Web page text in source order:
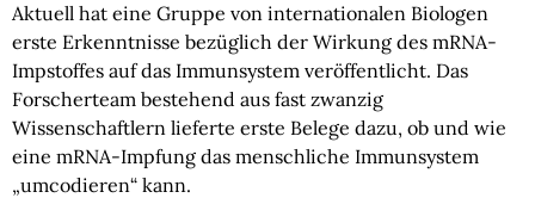
Aktuell hat eine Gruppe von internationalen Biologen
erste Erkenntnisse bezüglich der Wirkung des mRNA-
Impstoffes auf das Immunsystem veröffentlicht. Das
Forscherteam bestehend aus fast zwanzig
Wissenschaftlern lieferte erste Belege dazu, ob und wie
eine mRNA-Impfung das menschliche Immunsystem
„umcodieren“ kann.